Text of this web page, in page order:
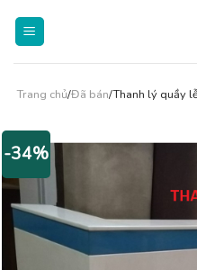
Trang chủ/Đã bán/Thanh lý quầy
-34%